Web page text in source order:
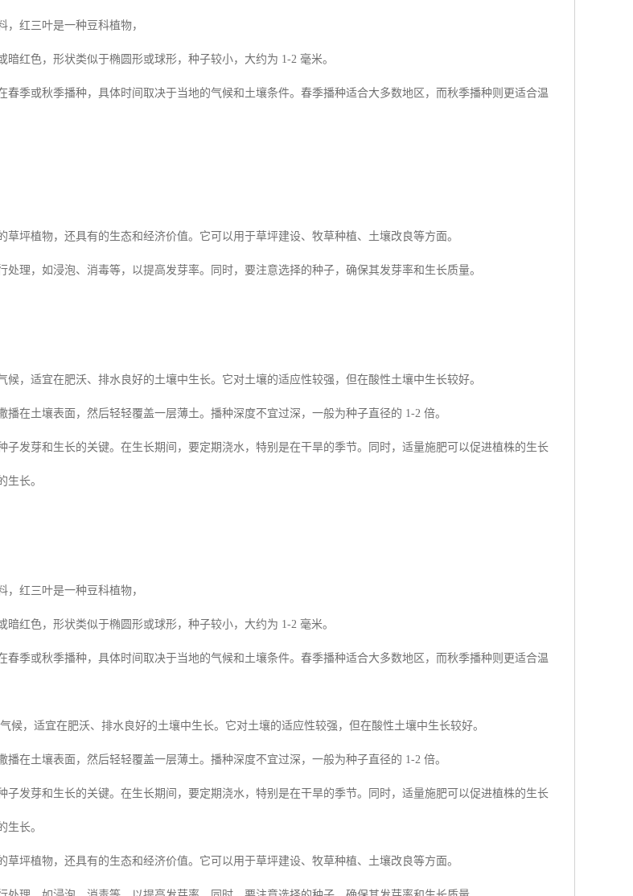
红三叶是一种豆科植物，
红色，形状类似于椭圆形或球形，种子较小，大约为 1-2 毫米。
春季或秋季播种，具体时间取决于当地的气候和土壤条件。春季播种适合大多数地区，而秋季播种则更适合温
草坪植物，还具有的生态和经济价值。它可以用于草坪建设、牧草种植、土壤改良等方面。
处理，如浸泡、消毒等，以提高发芽率。同时，要注意选择的种子，确保其发芽率和生长质量。
候，适宜在肥沃、排水良好的土壤中生长。它对土壤的适应性较强，但在酸性土壤中生长较好。
在土壤表面，然后轻轻覆盖一层薄土。播种深度不宜过深，一般为种子直径的 1-2 倍。
子发芽和生长的关键。在生长期间，要定期浇水，特别是在干旱的季节。同时，适量施肥可以促进植株的生长
生长。
红三叶是一种豆科植物，
红色，形状类似于椭圆形或球形，种子较小，大约为 1-2 毫米。
春季或秋季播种，具体时间取决于当地的气候和土壤条件。春季播种适合大多数地区，而秋季播种则更适合温
候，适宜在肥沃、排水良好的土壤中生长。它对土壤的适应性较强，但在酸性土壤中生长较好。
在土壤表面，然后轻轻覆盖一层薄土。播种深度不宜过深，一般为种子直径的 1-2 倍。
子发芽和生长的关键。在生长期间，要定期浇水，特别是在干旱的季节。同时，适量施肥可以促进植株的生长
生长。
草坪植物，还具有的生态和经济价值。它可以用于草坪建设、牧草种植、土壤改良等方面。